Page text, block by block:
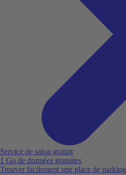
Service de salon gratuit
1 Go de données gratuites
Trouver facilement une place de parking